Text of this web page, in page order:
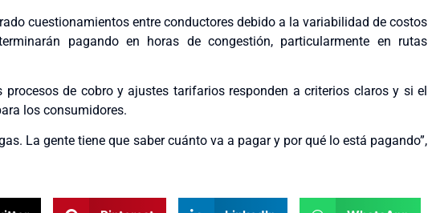
cuestionamientos entre conductores debido a la variabilidad de costos
pagando en horas de congestión, particularmente en rutas
de cobro y ajustes tarifarios responden a criterios claros y si el
los consumidores.
La gente tiene que saber cuánto va a pagar y por qué lo está pagando”,